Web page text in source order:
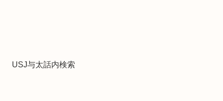
USJ与太話内検索